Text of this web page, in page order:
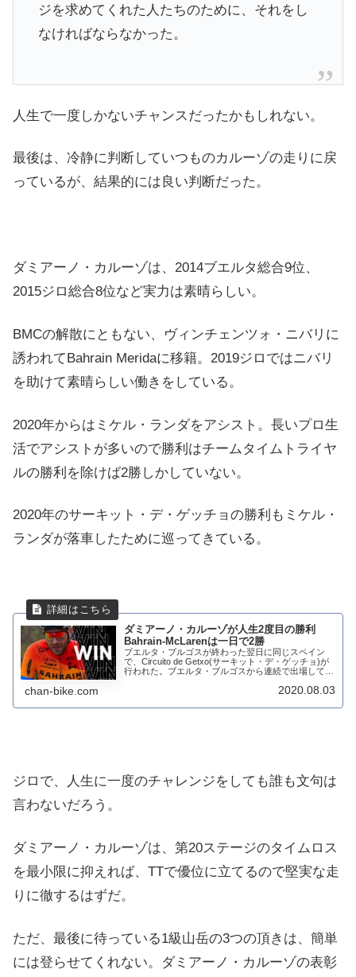
ジを求めてくれた人たちのために、それをし
なければならなかった。
人生で一度しかないチャンスだったかもしれない。
最後は、冷静に判断していつものカルーゾの走りに戻
っているが、結果的には良い判断だった。
ダミアーノ・カルーゾは、2014ブエルタ総合9位、
2015ジロ総合8位など実力は素晴らしい。
BMCの解散にともない、ヴィンチェンツォ・ニバリに
誘われてBahrain Meridaに移籍。2019ジロではニバリ
を助けて素晴らしい働きをしている。
2020年からはミケル・ランダをアシスト。長いプロ生
活でアシストが多いので勝利はチームタイムトライヤ
ルの勝利を除けば2勝しかしていない。
2020年のサーキット・デ・ゲッチョの勝利もミケル・
ランダが落車したために巡ってきている。
ダミアーノ・カルーゾが人生2度目の勝利
Bahrain-McLarenは一日で2勝
ブエルタ・ブルゴスが終わった翌日に同じスペイン
で、Circuito de Getxo(サーキット・デ・ゲッチョ)が
行われた。ブエルタ・ブルゴスから連続で出場してい
chan-bike.com 2020.08.03
ジロで、人生に一度のチャレンジをしても誰も文句は
言わないだろう。
ダミアーノ・カルーゾは、第20ステージのタイムロス
を最小限に抑えれば、TTで優位に立てるので堅実な走
りに徹するはずだ。
ただ、最後に待っている1級山岳の3つの頂きは、簡単
には登らせてくれない。ダミアーノ・カルーゾの表彰